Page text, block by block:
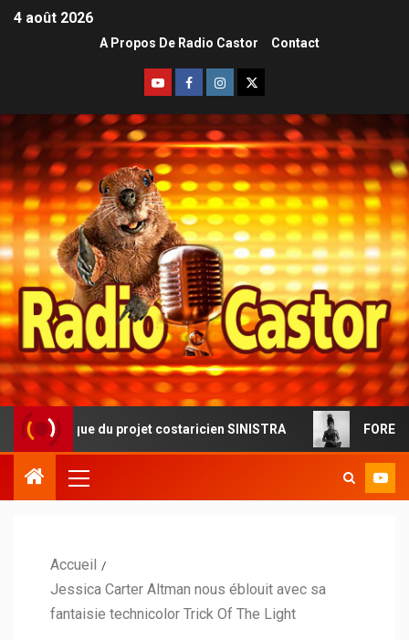
4 août 2026
A Propos De Radio Castor Contact
du projet costaricien SINISTRA FOREVERMORE
Accueil
Jessica Carter Altman nous éblouit avec sa
fantaisie technicolor Trick Of The Light